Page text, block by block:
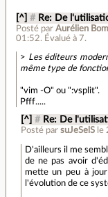
[^] # Re: De
Posté parAurélien
01:52. Évalué à7.
> Les éditeurs
même type de
"vim -O" ou ":vsplit".
Pfff.....
[^] # Re: De
Posté par suJeSelS le
D'ailleurs il me
de ne pas avoir
mette un peu à
l'évolution de ce